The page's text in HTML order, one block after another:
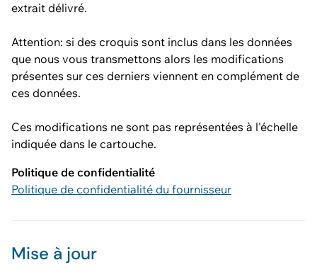
extrait délivré.
Attention: si des croquis sont inclus dans les données
que nous vous transmettons alors les modifications
présentes sur ces derniers viennent en complément de
ces données.
Ces modifications ne sont pas représentées à l'échelle
indiquée dans le cartouche.
Politique de confidentialité
Politique de confidentialité du fournisseur
Mise à jour